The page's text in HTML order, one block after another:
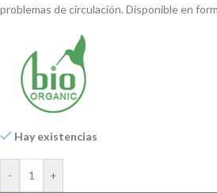
problemas de circulación. Disponible en
Hay existencias
- +